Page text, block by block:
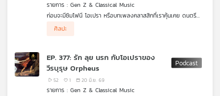
รายการ : Gen Z & Classical Music
ก่อนจะมีซิมโฟนี โอเปรา หรือบทเพลงคลาสสิกที่เราคุ้นเคย ดนตรี
ตะวันตกนั้น เริ่มต้นจากบทสวด
GenZ and Classical Music กับ บาทหลวงบุญชรัสมิ์ สุขสว่าง (พ่อ
รับการยกย่องว่าเป็นรากฐานสำคัญของดนตรีตะวันตก
ยังหลงใหลในความงดงามของเสียงสวดเหล่านี้
ศิลปะ
EP. 377: รัก ลุย นรก กับโอเปราของ
วีรบุรุษ Orpheus
52 1 20 มิ.ย. 69
รายการ : Gen Z & Classical Music